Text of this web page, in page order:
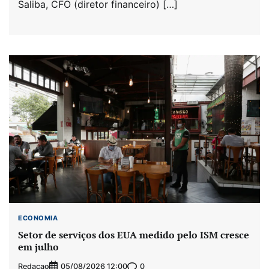
Saliba, CFO (diretor financeiro) […]
ECONOMIA
Setor de serviços dos EUA medido pelo ISM cresce
em julho
Redacao 05/08/2026 12:00 0